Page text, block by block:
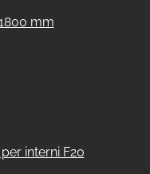
mm
interni F20